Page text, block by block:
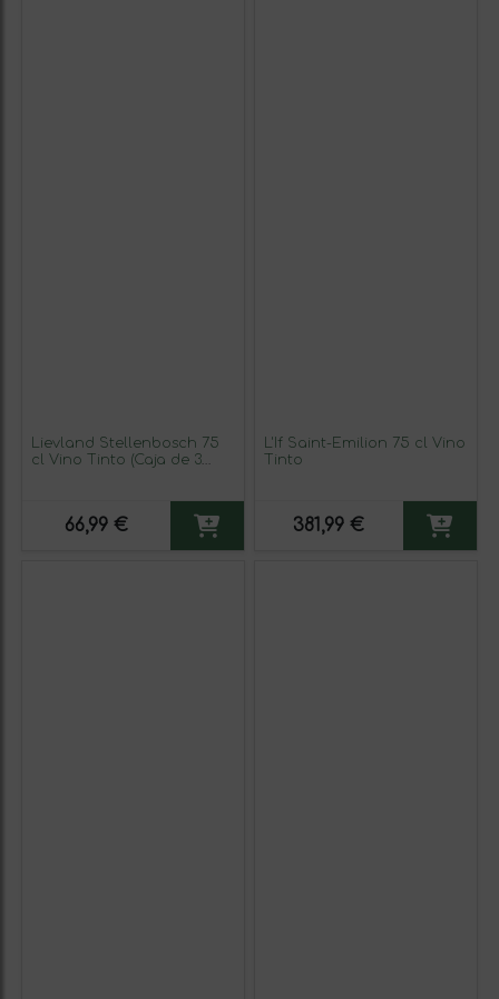
Lievland Stellenbosch 75
cl Vino Tinto (Caja de 3
66,99 €
L'If Saint-Émilion 75 cl Vino
Tinto
381,99 €